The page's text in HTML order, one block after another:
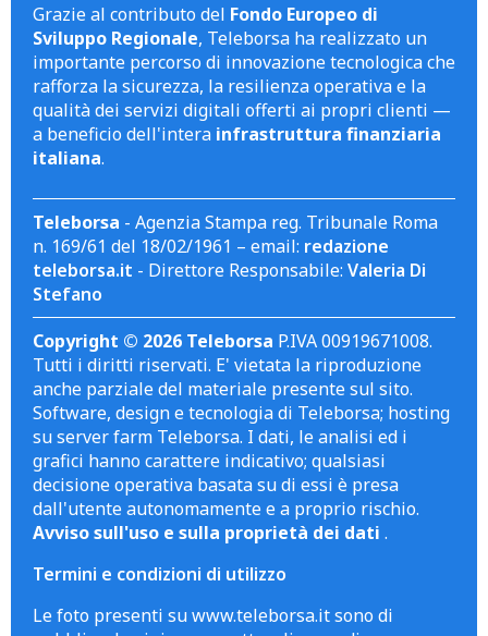
Grazie al contributo del Fondo Europeo di
Sviluppo Regionale, Teleborsa ha realizzato un
importante percorso di innovazione tecnologica che
rafforza la sicurezza, la resilienza operativa e la
qualità dei servizi digitali offerti ai propri clienti —
a beneficio dell'intera infrastruttura finanziaria
italiana.
Teleborsa - Agenzia Stampa reg. Tribunale Roma
n. 169/61 del 18/02/1961 – email: redazione
teleborsa.it - Direttore Responsabile: Valeria Di
Stefano
Copyright © 2026 Teleborsa P.IVA 00919671008.
Tutti i diritti riservati. E' vietata la riproduzione
anche parziale del materiale presente sul sito.
Software, design e tecnologia di Teleborsa; hosting
su server farm Teleborsa. I dati, le analisi ed i
grafici hanno carattere indicativo; qualsiasi
decisione operativa basata su di essi è presa
dall'utente autonomamente e a proprio rischio.
Avviso sull'uso e sulla proprietà dei dati .
Termini e condizioni di utilizzo
Le foto presenti su www.teleborsa.it sono di